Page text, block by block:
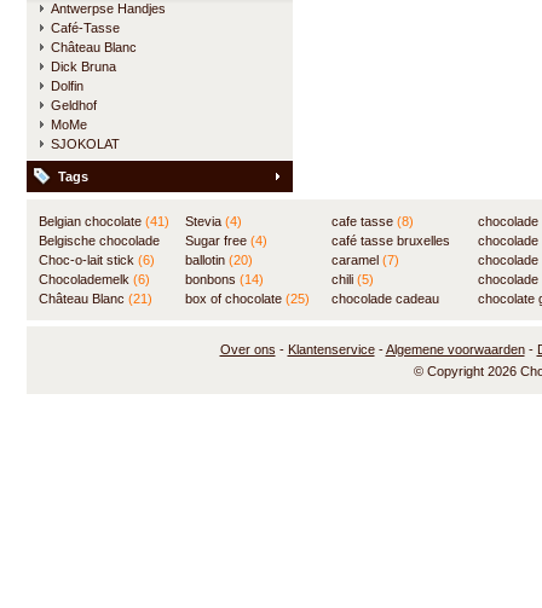
Antwerpse Handjes
Café-Tasse
Château Blanc
Dick Bruna
Dolfin
Geldhof
MoMe
SJOKOLAT
Tags
Belgian chocolate (41)
Belgische chocolade
(84)
Choc-o-lait stick (6)
Chocolademelk (6)
Château Blanc (21)
Stevia (4)
Sugar free (4)
ballotin (20)
bonbons (14)
box of chocolate (25)
cafe tasse (8)
café tasse bruxelles
(8)
caramel (7)
chili (5)
chocolade cadeau
(7)
chocolate
Over ons - Klantenservice-Algemene voorwaarden-
© Copyright 2026